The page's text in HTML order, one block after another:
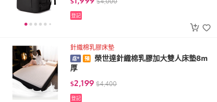
登記
針織棉乳膠床墊
榮世達針織棉乳膠加大雙人床墊8m
厚
$2,199 $4,400
登記